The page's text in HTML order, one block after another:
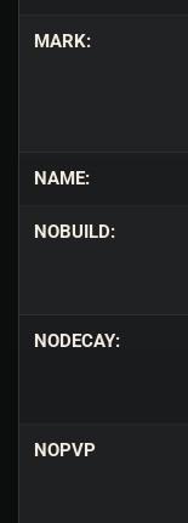
MARK:
NAME:
NOBUILD:
NODECAY:
NOPVP